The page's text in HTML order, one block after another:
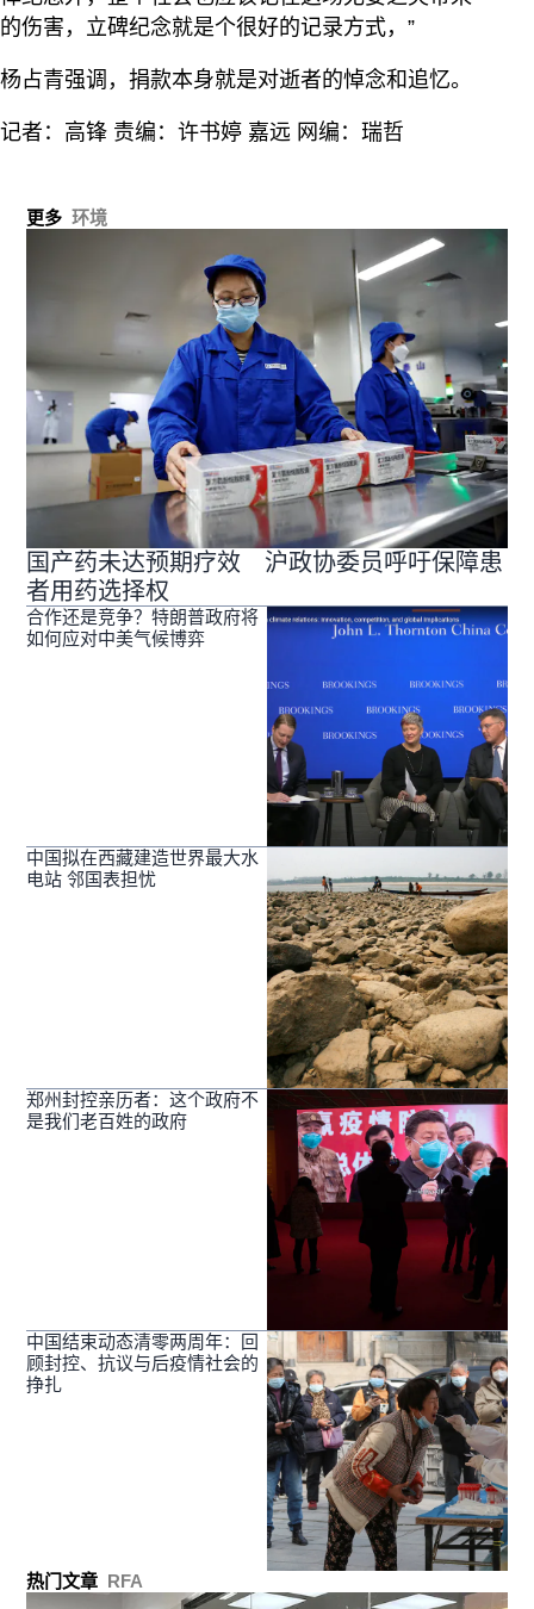
的伤害，立碑纪念就是个很好的记录方式，”
杨占青强调，捐款本身就是对逝者的悼念和追忆。
记者：高锋 责编：许书婷 嘉远 网编：瑞哲
更多 环境
国产药未达预期疗效 沪政协委员呼吁保障患
者用药选择权
合作还是竞争？特朗普政府将
如何应对中美气候博弈
中国拟在西藏建造世界最大水
电站 邻国表担忧
郑州封控亲历者：这个政府不
是我们老百姓的政府
中国结束动态清零两周年：回
顾封控、抗议与后疫情社会的
挣扎
热门文章 RFA